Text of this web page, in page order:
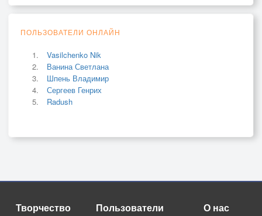
ПОЛЬЗОВАТЕЛИ ОНЛАЙН
Vasilchenko Nik
Ванина Светлана
Шпень Владимир
Сергеев Генрих
Radush
Творчество Пользователи О нас